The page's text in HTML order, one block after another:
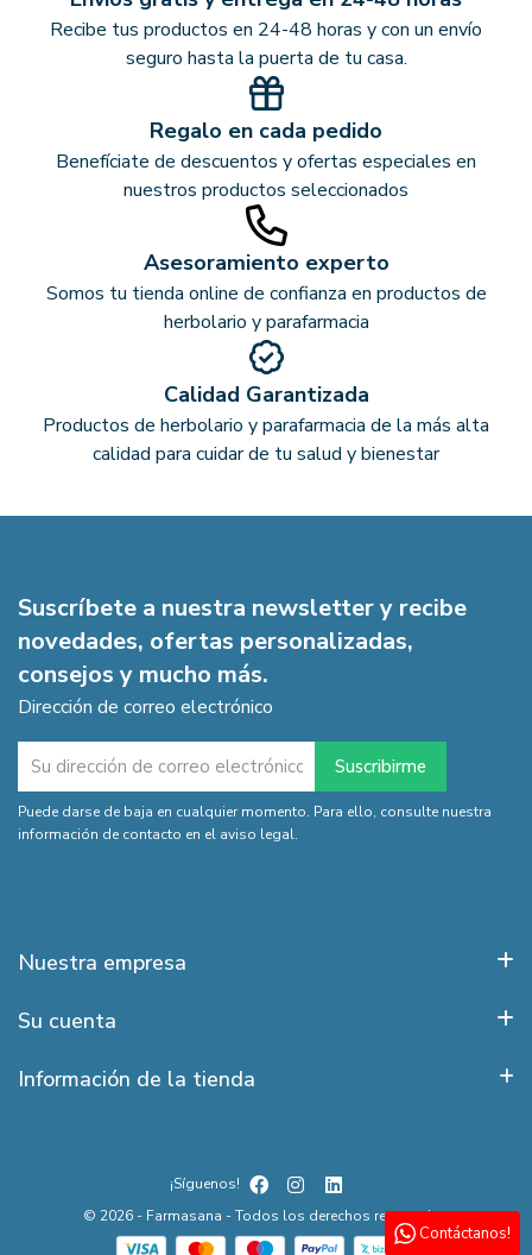
Recibe tus productos en 24-48 horas y con un envío
seguro hasta la puerta de tu casa.
Regalo en cada pedido
Benefíciate de descuentos y ofertas especiales en
nuestros productos seleccionados
Asesoramiento experto
Somos tu tienda online de confianza en productos de
herbolario y parafarmacia
Calidad Garantizada
Productos de herbolario y parafarmacia de la más alta
calidad para cuidar de tu salud y bienestar
Suscríbete a nuestra newsletter y recibe
novedades, ofertas personalizadas,
consejos y mucho más.
Dirección de correo electrónico
Puede darse de baja en cualquier momento. Para ello, consulte nuestra
información de contacto en el aviso legal.
Nuestra empresa
Su cuenta
Información de la tienda
© 2026 - Farmasana - Todos los derechos reservados
¡Síguenos!
Contáctanos!